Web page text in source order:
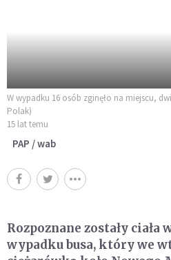
W wypadku 16 osób zginęło na miejscu,
Polak)
15 lat temu
PAP / wab
Rozpoznane zostały
wypadku busa, który we